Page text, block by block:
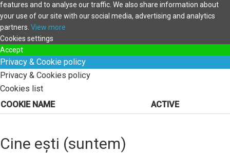
features and to analyse our traffic. We also share information about
your use of our site with our social media, advertising and analytics
partners. View more
Cookies settings
Accept
Privacy & Cookie policy
Privacy & Cookies policy
Cookies list
COOKIE NAME
ACTIVE
Cine ești (suntem)